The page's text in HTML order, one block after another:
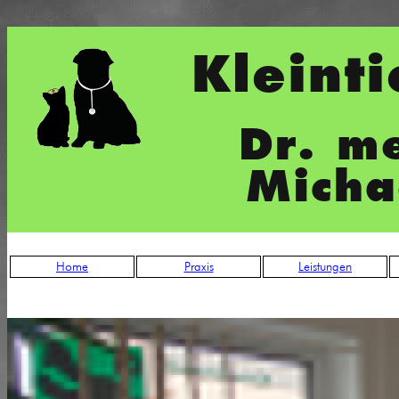
Dr.
Home Praxis Leistungen